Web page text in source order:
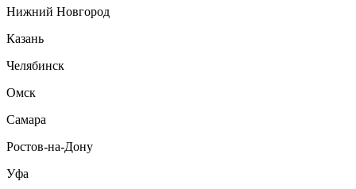
Нижний Новгород
Казань
Челябинск
Омск
Самара
Ростов-на-Дону
Уфа